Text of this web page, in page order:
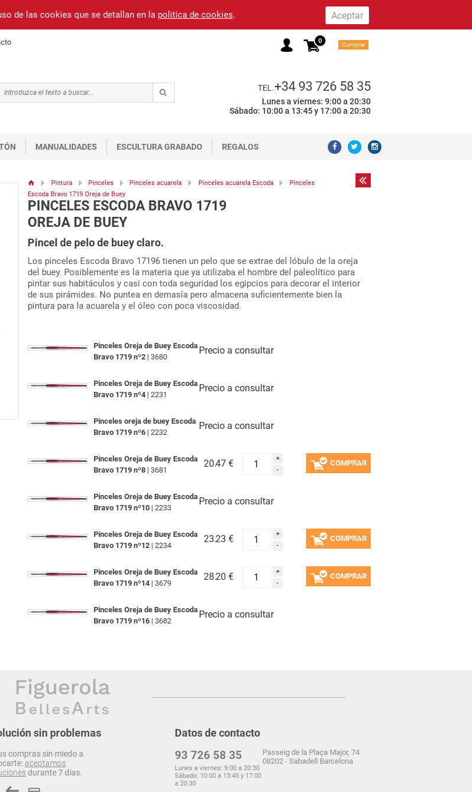
de las cookies que se detallan en la politica de cookies.
0 Comprar
TEL.+34 93 726 58 35
Lunes a viernes: 9:00 a 20:30
Sábado: 10:00 a 13:45 y 17:00 a 20:30
MANUALIDADES ESCULTURA GRABADO REGALOS
Pintura Pinceles Pinceles acuarela Pinceles acuarela Escoda
Pinceles
Escoda Bravo 1719 Oreja de Buey
PINCELES ESCODA BRAVO 1719
OREJA DE BUEY
Pincel de pelo de buey claro.
Los pinceles Escoda Bravo 17196 tienen un pelo que se extrae del lóbulo de la oreja
del buey. Posiblemente es la materia que ya utilizaba el hombre del paleolítico para
pintar sus habitáculos y casi con toda seguridad los egipcios para decorar el interior
de sus pirámides. No puntea en demasía pero almacena suficientemente bien la
pintura para la acuarela y el óleo con poca viscosidad.
Pinceles Oreja de Buey Escoda
Bravo 1719 nº2| 3680
Precio a consultar
Pinceles Oreja de Buey Escoda
Bravo 1719 nº4| 2231
Precio a consultar
Pinceles oreja de buey Escoda
Bravo 1719 nº6| 2232
Precio a consultar
Pinceles Oreja de Buey Escoda
Bravo 1719 nº8| 3681
20.47 € COMPRAR
Pinceles Oreja de Buey Escoda
Bravo 1719 nº10| 2233
Precio a consultar
Pinceles Oreja de Buey Escoda
Bravo 1719 nº12| 2234
23.23 € COMPRAR
Pinceles Oreja de Buey Escoda
Bravo 1719 nº14| 3679
28.20 € COMPRAR
Pinceles Oreja de Buey Escoda
Bravo 1719 nº16| 3682
Precio a consultar
sin problemas
compras sin miedo a
aceptamos
durante 7 días.
Datos de contacto
93 726 58 35
Lunes a viernes: 9:00 a 20:30
Sábado: 10:00 a 13:45 y 17:00
a 20:30
Passeig de la Plaça Major, 74
08202 - Sabadell Barcelona